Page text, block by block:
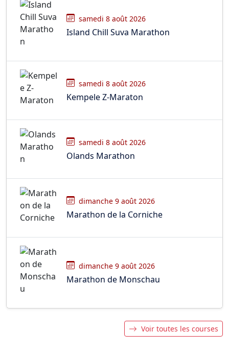
samedi 8 août 2026
Island Chill Suva Marathon
samedi 8 août 2026
Kempele Z-Maraton
samedi 8 août 2026
Olands Marathon
dimanche 9 août 2026
Marathon de la Corniche
dimanche 9 août 2026
Marathon de Monschau
Voir toutes les courses